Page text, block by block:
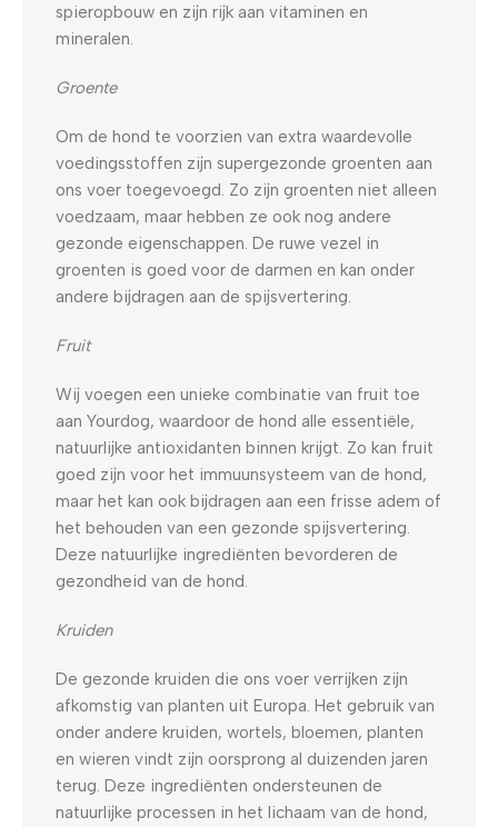
spieropbouw en zijn rijk aan vitaminen en
mineralen.
Groente
Om de hond te voorzien van extra waardevolle
voedingsstoffen zijn supergezonde groenten aan
ons voer toegevoegd. Zo zijn groenten niet alleen
voedzaam, maar hebben ze ook nog andere
gezonde eigenschappen. De ruwe vezel in
groenten is goed voor de darmen en kan onder
andere bijdragen aan de spijsvertering.
Fruit
Wij voegen een unieke combinatie van fruit toe
aan Yourdog, waardoor de hond alle essentiële,
natuurlijke antioxidanten binnen krijgt. Zo kan fruit
goed zijn voor het immuunsysteem van de hond,
maar het kan ook bijdragen aan een frisse adem of
het behouden van een gezonde spijsvertering.
Deze natuurlijke ingrediënten bevorderen de
gezondheid van de hond.
Kruiden
De gezonde kruiden die ons voer verrijken zijn
afkomstig van planten uit Europa. Het gebruik van
onder andere kruiden, wortels, bloemen, planten
en wieren vindt zijn oorsprong al duizenden jaren
terug. Deze ingrediënten ondersteunen de
natuurlijke processen in het lichaam van de hond,